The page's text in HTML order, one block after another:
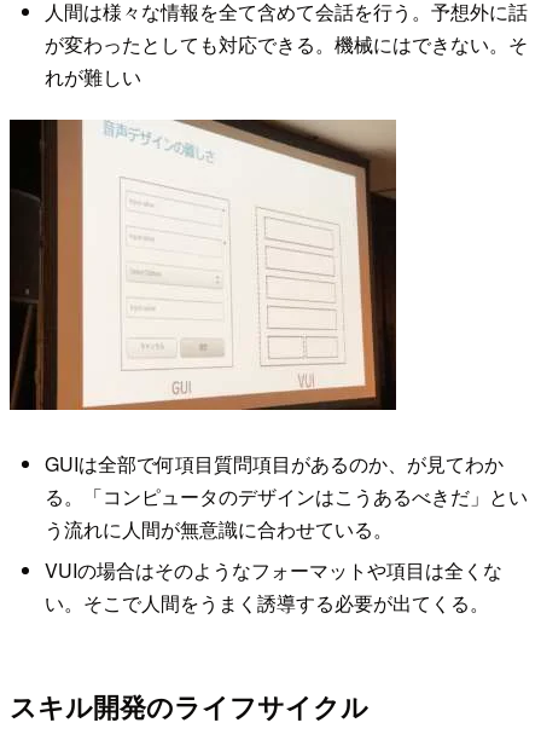
人間は様々な情報を全て含めて会話を行う。予想外に話
が変わったとしても対応できる。機械にはできない。そ
れが難しい
GUIは全部で何項目質問項目があるのか、が見てわか
る。「コンピュータのデザインはこうあるべきだ」とい
う流れに人間が無意識に合わせている。
VUIの場合はそのようなフォーマットや項目は全くな
い。そこで人間をうまく誘導する必要が出てくる。
スキル開発のライフサイクル